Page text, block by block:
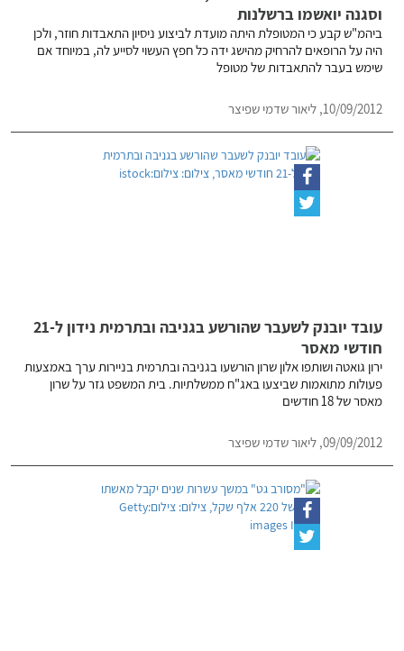
וסגנה יואשמו ברשלנות
ביהמ"ש קבע כי המטופלת היתה מועדת לביצוע ניסיון התאבדות חוזר, ולכן
היה על הרופאים להרחיק מהישג ידה כל חפץ העשוי לסייע לה, במיוחד אם
שימש בעבר להתאבדות של מטופל
10/09/2012, ליאור שדמי שפיצר
עובד יובנק לשעבר שהורשע בגניבה ובתרמית נידון ל-21
חודשי מאסר
ירון גואטה ושותפו אלון שרון הורשעו בגניבה ובתרמית בניירות ערך באמצעות
פעולות מתואמות שביצעו באג"ח ממשלתיות. בית המשפט גזר על שרון
מאסר של 18 חודשים
09/09/2012, ליאור שדמי שפיצר